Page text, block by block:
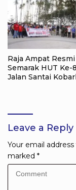
Raja Ampat
Semarak HUT Ke-
Jalan Santai
Leave a Reply
Your email
marked *